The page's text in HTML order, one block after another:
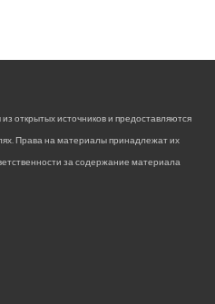
открытых источников и предоставляются
Права на материалы принадлежат их
за содержание материала